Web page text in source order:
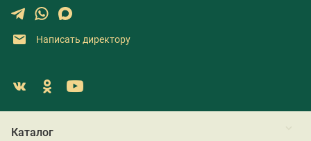
Написать директору
Каталог